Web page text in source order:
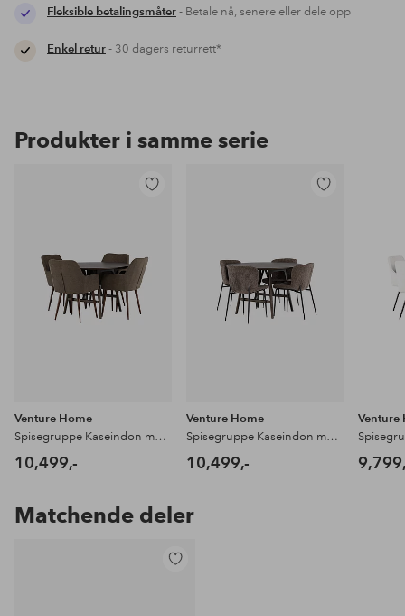
Fleksible betalingsmåter- Betale nå, senere eller dele opp
Enkel retur- 30 dagers returrett*
Produkter i samme serie
Venture Home
Spisegruppe Kaseindon med 4 stk stoler Tomorrow
10,499,-
Venture Home
Spisegruppe Kaseindon med 4 stk stoler Modesto
10,499,-
Venture
Matchende deler